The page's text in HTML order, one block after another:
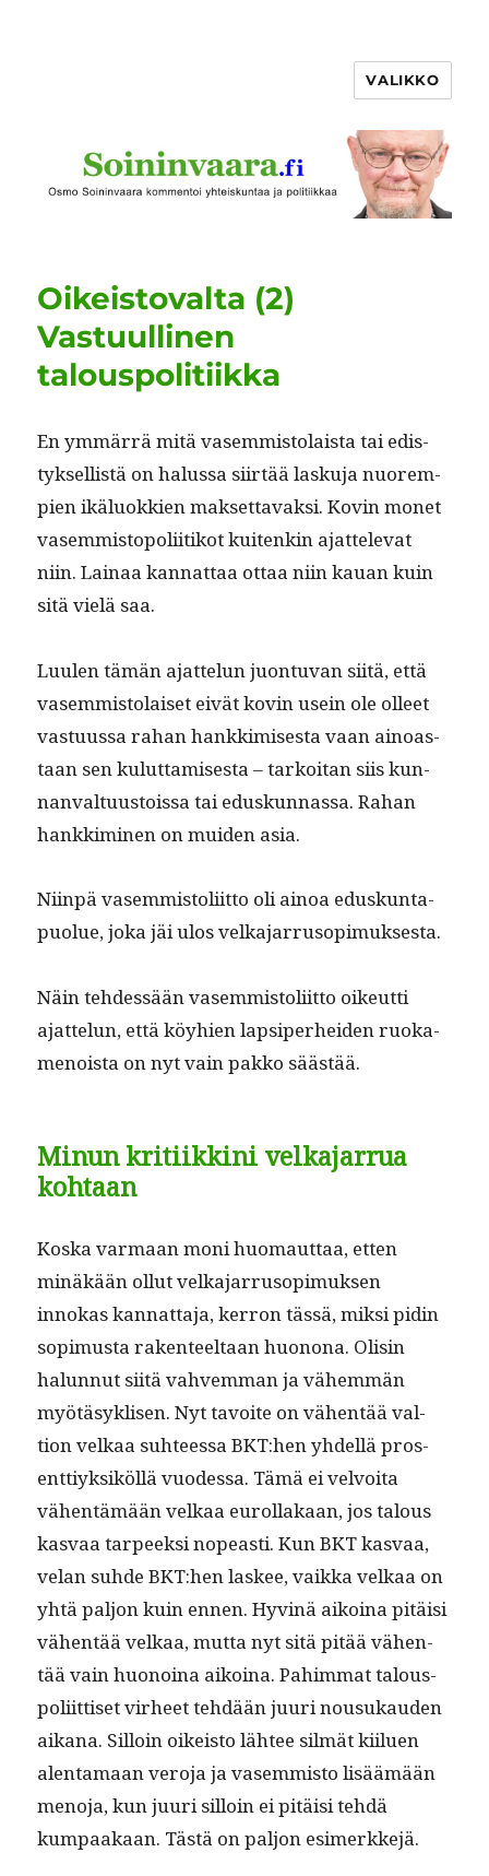
VALIKKO
Oikeistovalta (2)
Vastuullinen
talouspolitiikka
En ymmär­rä mitä vasem­mis­to­laista tai edis­
tyk­sel­listä on halus­sa siirtää lasku­ja nuorem­
pi­en ikälu­okkien mak­set­tavak­si. Kovin mon­et
vasem­mistopoli­itikot kuitenkin ajat­tel­e­vat
niin. Lainaa kan­nat­taa ottaa niin kauan kuin
sitä vielä saa.
Luulen tämän ajat­telun juon­tu­van siitä, että
vasem­mis­to­laiset eivät kovin usein ole olleet
vas­tu­us­sa rahan han­kkimis­es­ta vaan ain­oas­
taan sen kulut­tamis­es­ta – tarkoi­tan siis kun­
nan­val­tu­us­tois­sa tai eduskun­nas­sa. Rahan
han­kkimi­nen on muiden asia.
Niin­pä vasem­mis­toli­it­to oli ain­oa eduskun­ta­
puolue, joka jäi ulos velkajarrusopimuksesta.
Näin tehdessään vasem­mis­toli­it­to oikeut­ti
ajat­telun, että köy­hien lap­siper­hei­den ruoka­
menoista on nyt vain pakko säästää.
Minun kritiikkini velkajarrua
kohtaan
Kos­ka var­maan moni huo­maut­taa, etten
minäkään ollut velka­jar­ru­sopimuk­sen
innokas kan­nat­ta­ja, ker­ron tässä, mik­si pidin
sopimus­ta rak­en­teeltaan huonona. Olisin
halun­nut siitä vahvem­man ja vähem­män
myötäsyk­lisen. Nyt tavoite on vähen­tää val­
tion velkaa suh­teessa BKT:hen yhdel­lä pros­
ent­tiyk­siköl­lä vuodessa. Tämä ei velvoita
vähen­tämään velkaa eurol­lakaan, jos talous
kas­vaa tarpeek­si nopeasti. Kun BKT kas­vaa,
velan suhde BKT:hen las­kee, vaik­ka velkaa on
yhtä paljon kuin ennen. Hyv­inä aikoina pitäisi
vähen­tää velkaa, mut­ta nyt sitä pitää vähen­
tää vain huonoina aikoina. Pahim­mat talous­
poli­it­tiset virheet tehdään juuri nousukau­den
aikana. Sil­loin oikeis­to läh­tee silmät kiilu­en
alen­ta­maan vero­ja ja vasem­mis­to lisäämään
meno­ja, kun juuri sil­loin ei pitäisi tehdä
kumpaakaan. Tästä on paljon esimerkkejä.